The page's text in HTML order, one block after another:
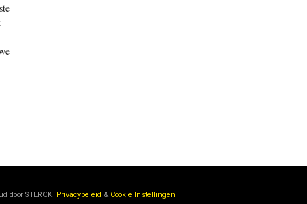
door STERCK. Privacybeleid & Cookie Instellingen